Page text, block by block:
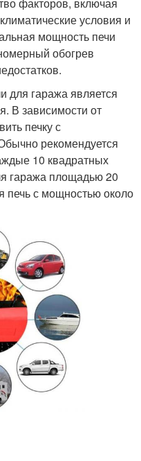
условия и
мощность печи
обогрев
гаража является
В зависимости от
печку с
рекомендуется
10 квадратных
гаража площадью 20
печь с мощностью около